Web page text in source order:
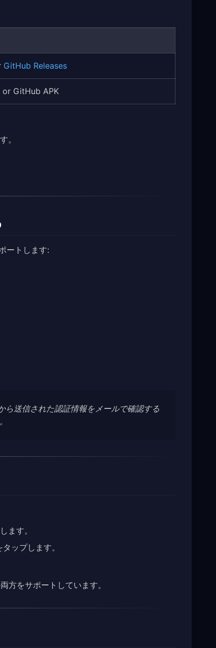
GitHub Releases
or GitHub APK
。
ートします:
ら送信された認証情報をメールで確認する
ます。
タップします。
をサポートしています。